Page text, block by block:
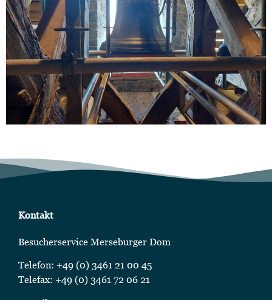
Kontakt
Besucherservice Merseburger Dom
Telefon: +49 (0) 3461 21 00 45
Telefax: +49 (0) 3461 72 06 21